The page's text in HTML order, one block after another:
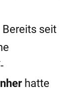
Bereits seit
hatte